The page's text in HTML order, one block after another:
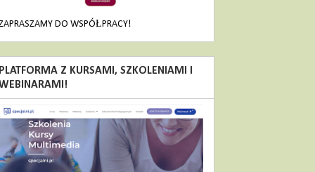
DO WSPÓŁPRACY!
Z KURSAMI, SZKOLENIAMI I